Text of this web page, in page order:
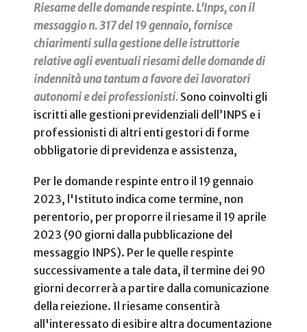
Riesame delle domande respinte. L'Inps, con il
messaggio n. 317 del 19 gennaio, fornisce
chiarimenti sulla gestione delle istruttorie
relative agli eventuali riesami delle domande di
indennità una tantum a favore dei lavoratori
autonomi e dei professionisti. Sono coinvolti gli
iscritti alle gestioni previdenziali dell’INPS e i
professionisti di altri enti gestori di forme
obbligatorie di previdenza e assistenza,
Per le domande respinte entro il 19 gennaio
2023, l'Istituto indica come termine, non
perentorio, per proporre il riesame il 19 aprile
2023 (90 giorni dalla pubblicazione del
messaggio INPS). Per le quelle respinte
successivamente a tale data, il termine dei 90
giorni decorrerà a partire dalla comunicazione
della reiezione. Il riesame consentirà
all'interessato di esibire altra documentazione